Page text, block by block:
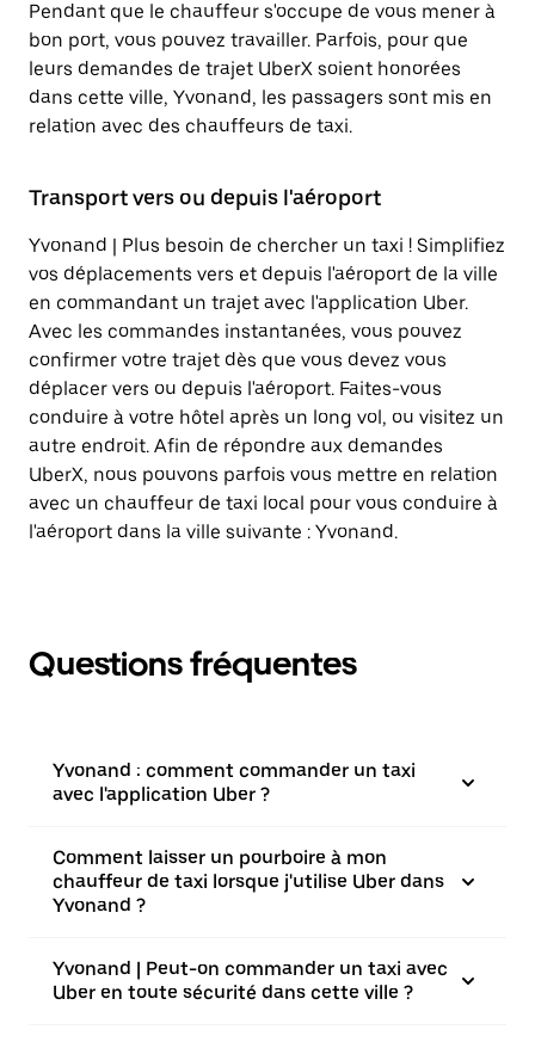
Pendant que le chauffeur s'occupe de vous mener à
bon port, vous pouvez travailler. Parfois, pour que
leurs demandes de trajet UberX soient honorées
dans cette ville, Yvonand, les passagers sont mis en
relation avec des chauffeurs de taxi.
Transport vers ou depuis l'aéroport
Yvonand | Plus besoin de chercher un taxi ! Simplifiez
vos déplacements vers et depuis l'aéroport de la ville
en commandant un trajet avec l'application Uber.
Avec les commandes instantanées, vous pouvez
confirmer votre trajet dès que vous devez vous
déplacer vers ou depuis l'aéroport. Faites-vous
conduire à votre hôtel après un long vol, ou visitez un
autre endroit. Afin de répondre aux demandes
UberX, nous pouvons parfois vous mettre en relation
avec un chauffeur de taxi local pour vous conduire à
l'aéroport dans la ville suivante : Yvonand.
Questions fréquentes
Yvonand : comment commander un taxi
avec l'application Uber ?
Comment laisser un pourboire à mon
chauffeur de taxi lorsque j'utilise Uber dans
Yvonand ?
Yvonand | Peut-on commander un taxi avec
Uber en toute sécurité dans cette ville ?